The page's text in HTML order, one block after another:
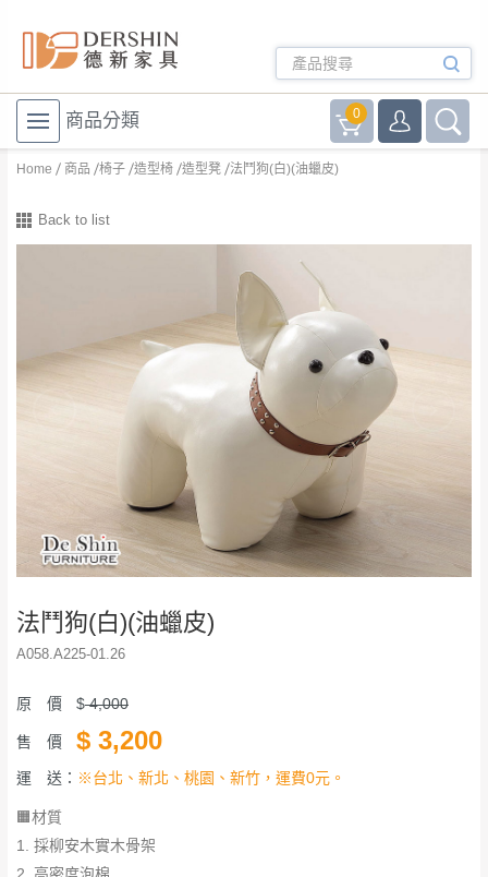
商品分類 0
Home 商品 椅子 造型椅 造型凳 法鬥狗(白)(油蠟皮)
Back to list
法鬥狗(白)(油蠟皮)
A058.A225-01.26
原 價 $4,000
售 價 $ 3,200
運 送： ※台北、新北、桃園、新竹，運費0元。
🟧材質
1. 採柳安木實木骨架